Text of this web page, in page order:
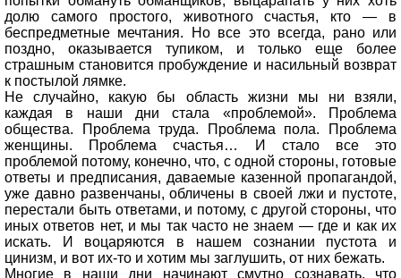
долю самого простого, животного счастья, кто — в
беспредметные мечтания. Но все это всегда, рано или
поздно, оказывается тупиком, и только еще более
страшным становится пробуждение и насильный возврат
к постылой лямке.
Не случайно, какую бы область жизни мы ни взяли,
каждая в наши дни стала «проблемой». Проблема
общества. Проблема труда. Проблема пола. Проблема
женщины. Проблема счастья… И стало все это
проблемой потому, конечно, что, с одной стороны, готовые
ответы и предписания, даваемые казенной пропагандой,
уже давно развенчаны, обличены в своей лжи и пустоте,
перестали быть ответами, и потому, с другой стороны, что
иных ответов нет, и мы так часто не знаем — где и как их
искать. И воцаряются в нашем сознании пустота и
цинизм, и вот их-то и хотим мы заглушить, от них бежать.
Многие в наши дни начинают смутно сознавать, что